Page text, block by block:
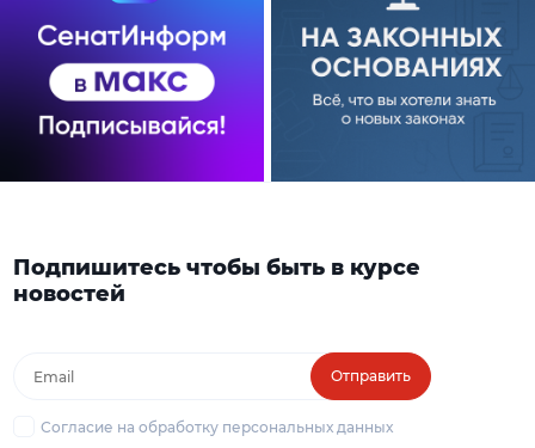
Подпишитесь чтобы быть в курсе
новостей
Отправить
Согласие на обработку персональных данных